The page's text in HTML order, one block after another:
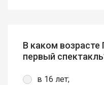
В каком возрасте
первый
в 16 лет;